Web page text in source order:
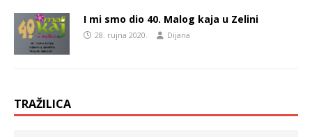
I mi smo dio 40. Malog kaja u Zelini
28. rujna 2020. Dijana
TRAŽILICA